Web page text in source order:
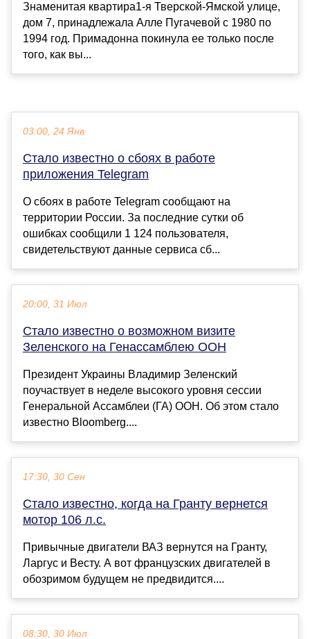
Знаменитая квартира1-я Тверской-Ямской улице,
дом 7, принадлежала Алле Пугачевой с 1980 по
1994 год. Примадонна покинула ее только после
того, как вы...
03:00, 24 Янв
Стало известно о сбоях в работе
приложения Telegram
О сбоях в работе Telegram сообщают на
территории России. За последние сутки об
ошибках сообщили 1 124 пользователя,
свидетельствуют данные сервиса сб...
20:00, 31 Июл
Стало известно о возможном визите
Зеленского на Генассамблею ООН
Президент Украины Владимир Зеленский
поучаствует в неделе высокого уровня сессии
Генеральной Ассамблеи (ГА) ООН. Об этом стало
известно Bloomberg....
17:30, 30 Сен
Стало известно, когда на Гранту вернется
мотор 106 л.с.
Привычные двигатели ВАЗ вернутся на Гранту,
Ларгус и Весту. А вот французских двигателей в
обозримом будущем не предвидится....
08:30, 30 Июл